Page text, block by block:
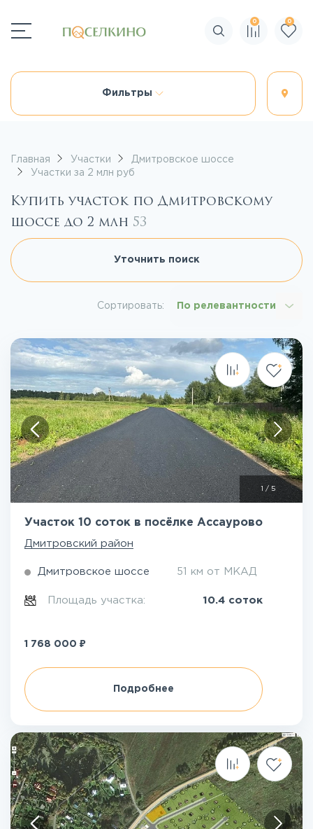
Поиск по сайту
0 0
Фильтры
Главная Участки
Дмитровское шоссе
Участки за 2 млн руб
Купить участок по Дмитровскому
шоссе до 2 млн 53
Уточнить поиск
Сортировать: По релевантности
/ 5
Участок 10 соток в посёлке Ассаурово
Дмитровский район
Дмитровское шоссе 51 км от МКАД
Площадь участка: 10.4 соток
1 768 000 ₽
Подробнее